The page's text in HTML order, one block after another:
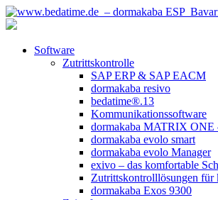
Software
Zutrittskontrolle
SAP ERP & SAP EACM
dormakaba resivo
bedatime®.13
Kommunikationssoftware
dormakaba MATRIX ONE
dormakaba evolo smart
dormakaba evolo Manager
exivo – das komfortable
Zutrittskontrolllösungen für
dormakaba Exos 9300